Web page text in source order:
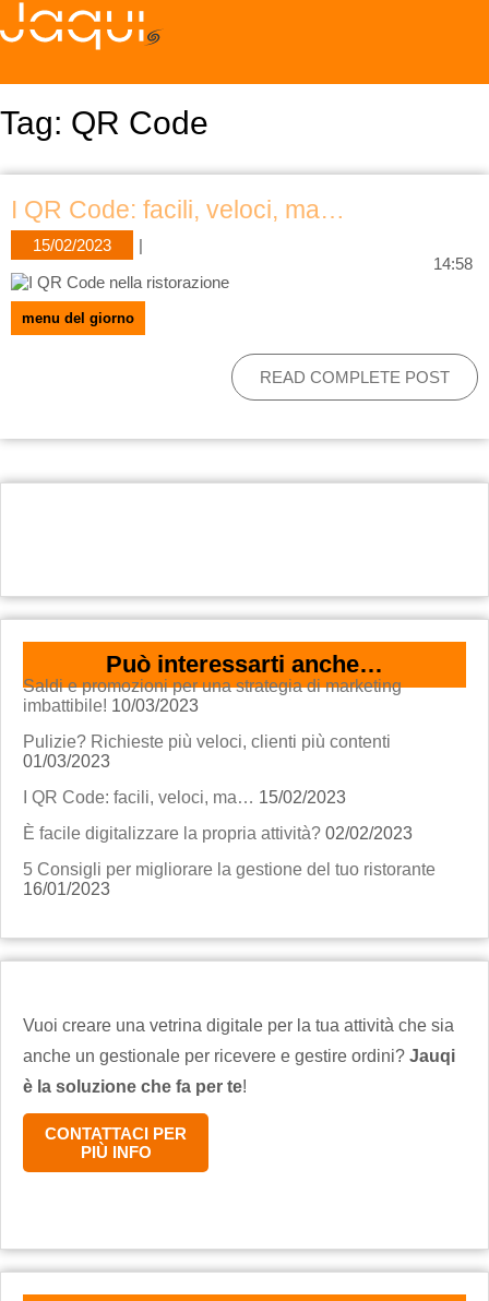
Tag: QR Code
I QR Code: facili, veloci, ma…
15/02/2023
|
14:58
menu del giorno
READ COMPLETE POST
Può interessarti anche…
Saldi e promozioni per una strategia di marketing
imbattibile! 10/03/2023
Pulizie? Richieste più veloci, clienti più contenti
01/03/2023
I QR Code: facili, veloci, ma… 15/02/2023
È facile digitalizzare la propria attività? 02/02/2023
5 Consigli per migliorare la gestione del tuo ristorante
16/01/2023
Vuoi creare una vetrina digitale per la tua attività che sia
anche un gestionale per ricevere e gestire ordini? Jauqi
è la soluzione che fa per te!
CONTATTACI PER
PIÙ INFO